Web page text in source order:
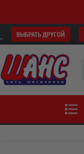
ВЫБРАТЬ ДРУГОЙ